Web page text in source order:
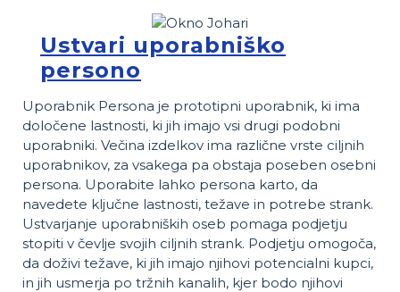
Ustvari uporabniško
persono
Uporabnik Persona je prototipni uporabnik, ki ima
določene lastnosti, ki jih imajo vsi drugi podobni
uporabniki. Večina izdelkov ima različne vrste ciljnih
uporabnikov, za vsakega pa obstaja poseben osebni
persona. Uporabite lahko persona karto, da
navedete ključne lastnosti, težave in potrebe strank.
Ustvarjanje uporabniških oseb pomaga podjetju
stopiti v čevlje svojih ciljnih strank. Podjetju omogoča,
da doživi težave, ki jih imajo njihovi potencialni kupci,
in jih usmerja po tržnih kanalih, kjer bodo njihovi